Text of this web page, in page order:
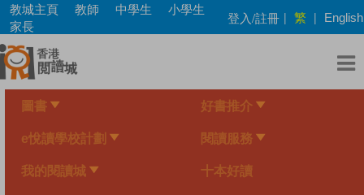
Skip
main
content
教城主頁 教師 中學生
小學生
家長
登入/註冊 | 繁 | English
圖書 好書推介
e悅讀學校計劃 閱讀服務
我的閱讀城 十本好讀